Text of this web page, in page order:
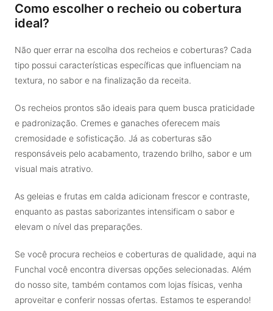
Como escolher o recheio ou cobertura
ideal?
Não quer errar na escolha dos recheios e coberturas? Cada
tipo possui características específicas que influenciam na
textura, no sabor e na finalização da receita.
Os recheios prontos são ideais para quem busca praticidade
e padronização. Cremes e ganaches oferecem mais
cremosidade e sofisticação. Já as coberturas são
responsáveis pelo acabamento, trazendo brilho, sabor e um
visual mais atrativo.
As geleias e frutas em calda adicionam frescor e contraste,
enquanto as pastas saborizantes intensificam o sabor e
elevam o nível das preparações.
Se você procura recheios e coberturas de qualidade, aqui na
Funchal você encontra diversas opções selecionadas. Além
do nosso site, também contamos com lojas físicas, venha
aproveitar e conferir nossas ofertas. Estamos te esperando!